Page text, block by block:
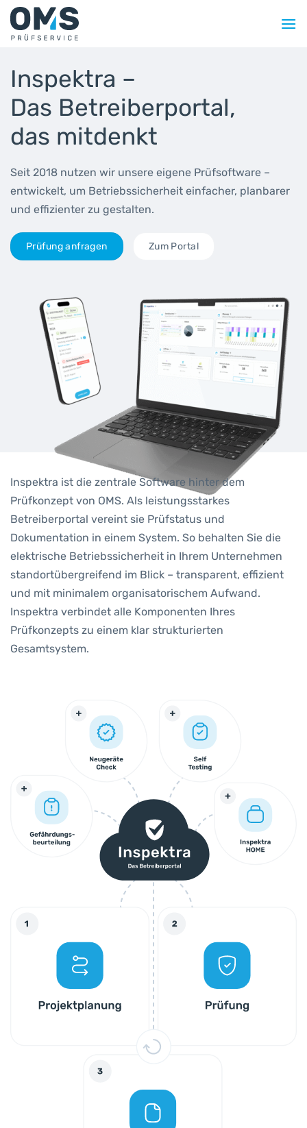
Zum
Inhalt
springen
Inspektra –
Das Betreiberportal,
das mitdenkt
Seit 2018 nutzen wir unsere eigene Prüfsoftware –
entwickelt, um Betriebssicherheit einfacher, planbarer
und effizienter zu gestalten.
Prüfung anfragen Zum Portal
Inspektra ist die zentrale Software hinter dem
Prüfkonzept von OMS. Als leistungsstarkes
Betreiberportal vereint sie Prüfstatus und
Dokumentation in einem System. So behalten Sie die
elektrische Betriebssicherheit in Ihrem Unternehmen
standortübergreifend im Blick – transparent, effizient
und mit minimalem organisatorischem Aufwand.
Inspektra verbindet alle Komponenten Ihres
Prüfkonzepts zu einem klar strukturierten
Gesamtsystem.